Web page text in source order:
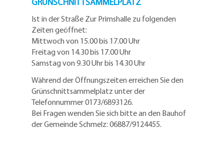
Ist in der Straße Zur Primshalle zu folgenden
Zeiten geöffnet:
Mittwoch von 15.00 bis 17.00 Uhr
Freitag von 14.30 bis 17.00 Uhr
Samstag von 9.30 Uhr bis 14.30 Uhr
Während der Öffnungszeiten erreichen Sie den
Grünschnittsammelplatz unter der
Telefonnummer 0173/6893126.
Bei Fragen wenden Sie sich bitte an den Bauhof
der Gemeinde Schmelz: 06887/9124455.